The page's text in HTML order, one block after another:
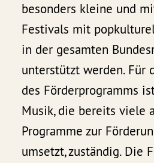
besonders kleine und
Festivals mit
in der gesamten
unterstützt werden. Für
des Förderprogramms
Musik, die bereits viele
Programme zur
umsetzt, zuständig. Die